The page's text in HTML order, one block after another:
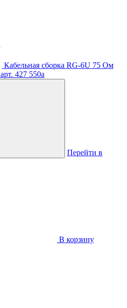
Кабельная сборка RG-6U 75 Ом
арт. 427 550a
Перейти в
В корзину